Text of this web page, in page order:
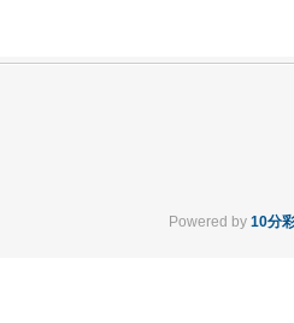
Powered by 10分